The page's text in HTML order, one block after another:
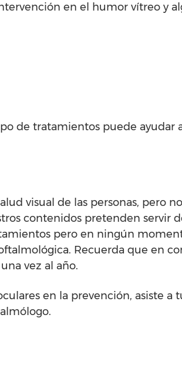
en el humor vítreo y
de tratamientos puede ayudar
visual de las personas, pero
contenidos pretenden servir
pero en ningún
Recuerda que en
vez al año.
en la prevención, asiste a